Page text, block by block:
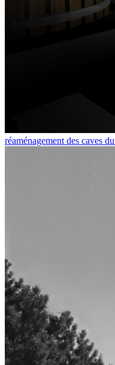
réaménagement des caves